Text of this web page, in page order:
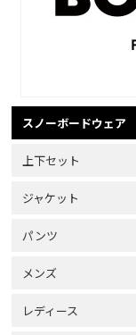
スノーボードウェア
上下セット
ジャケット
パンツ
メンズ
レディース